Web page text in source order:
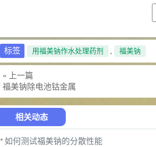
标签 用福美钠作水处理药剂 , 福美钠
« 上一篇
福美钠除电池钴金属
相关动态
*如何测试福美钠的分散性能